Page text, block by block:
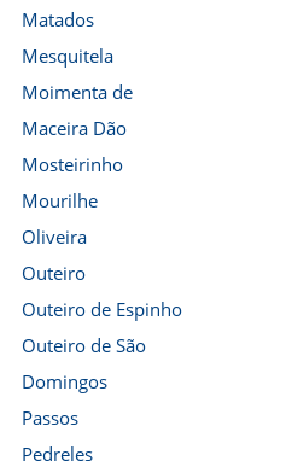
Matados
Mesquitela
Moimenta de
Maceira Dão
Mosteirinho
Mourilhe
Oliveira
Outeiro
Outeiro de Espinho
Outeiro de São
Domingos
Passos
Pedreles